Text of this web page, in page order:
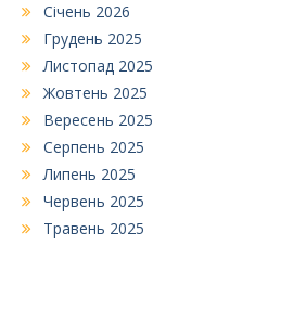
Січень 2026
Грудень 2025
Листопад 2025
Жовтень 2025
Вересень 2025
Серпень 2025
Липень 2025
Червень 2025
Травень 2025